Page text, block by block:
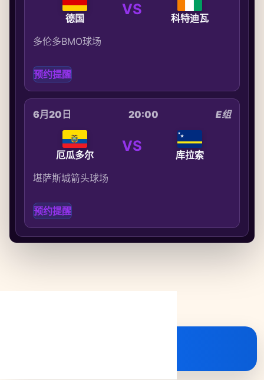
德国
VS
科特迪瓦
多伦多BMO球场
预约提醒
6月20日 20:00 E组
厄瓜多尔
VS
库拉索
堪萨斯城箭头球场
预约提醒